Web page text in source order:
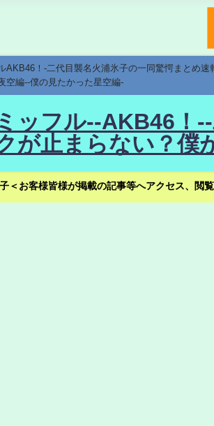
AKB46！-二代目襲名火浦氷子の一同驚愕まとめ
空編--僕の見たかった星空編-
ッフル--AKB46！
が止まらない？僕
＜お客様皆様が掲載の記事等へアクセス、閲